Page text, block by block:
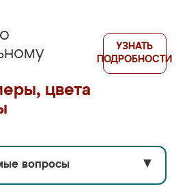
цвета
УЗНАТЬ
ПОДРОБНОСТИ
вопросы ▼